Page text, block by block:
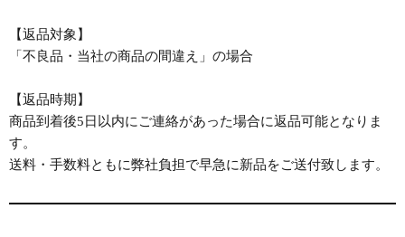
【返品対象】
「不良品・当社の商品の間違え」の場合
【返品時期】
商品到着後5日以内にご連絡があった場合に返品可能となりま
す。
送料・手数料ともに弊社負担で早急に新品をご送付致します。